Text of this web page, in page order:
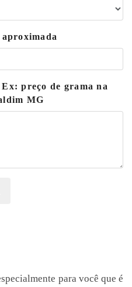
preço de grama na
MG
para você que é